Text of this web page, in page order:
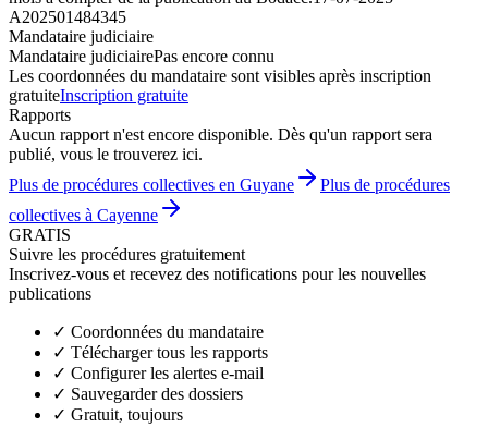
A202501484345
Mandataire judiciaire
Mandataire judiciairePas encore connu
Les coordonnées du mandataire sont visibles après inscription
gratuiteInscription gratuite
Rapports
Aucun rapport n'est encore disponible. Dès qu'un rapport sera
publié, vous le trouverez ici.
Plus de procédures collectives en Guyane
Plus de procédures
collectives à Cayenne
GRATIS
Suivre les procédures gratuitement
Inscrivez-vous et recevez des notifications pour les nouvelles
publications
✓ Coordonnées du mandataire
✓ Télécharger tous les rapports
✓ Configurer les alertes e-mail
✓ Sauvegarder des dossiers
✓ Gratuit, toujours